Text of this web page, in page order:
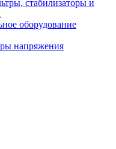
стабилизаторы и
оборудование
напряжения